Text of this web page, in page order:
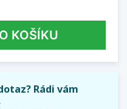
KOŠÍKU
Rádi vám